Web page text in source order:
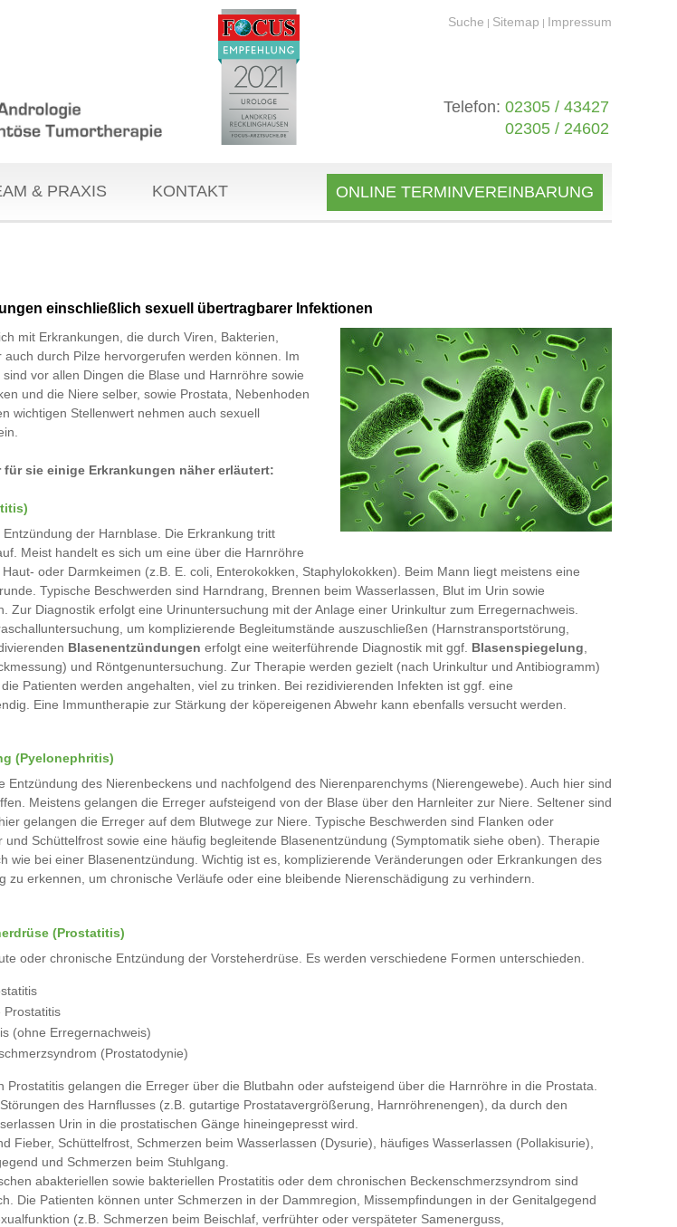
Suche | Sitemap | Impressum
Telefon: 02305 / 43427
02305 / 24602
& PRAXIS KONTAKT ONLINE TERMINVEREINBARUNG
einschließlich sexuell übertragbarer Infektionen
mit Erkrankungen, die durch Viren, Bakterien,
auch durch Pilze hervorgerufen werden können. Im
vor allen Dingen die Blase und Harnröhre sowie
und die Niere selber, sowie Prostata, Nebenhoden
wichtigen Stellenwert nehmen auch sexuell
sie einige Erkrankungen näher erläutert:
der Harnblase. Die Erkrankung tritt
Meist handelt es sich um eine über die Harnröhre
oder Darmkeimen (z.B. E. coli, Enterokokken, Staphylokokken). Beim Mann liegt meistens eine
Typische Beschwerden sind Harndrang, Brennen beim Wasserlassen, Blut im Urin sowie
Zur Diagnostik erfolgt eine Urinuntersuchung mit der Anlage einer Urinkultur zum Erregernachweis.
um komplizierende Begleitumstände auszuschließen (Harnstransportstörung,
Blasenentzündungen erfolgt eine weiterführende Diagnostik mit ggf. Blasenspiegelung
und Röntgenuntersuchung. Zur Therapie werden gezielt (nach Urinkultur und Antibiogramm)
Patienten werden angehalten, viel zu trinken. Bei rezidivierenden Infekten ist ggf. eine
Eine Immuntherapie zur Stärkung der köpereigenen Abwehr kann ebenfalls versucht werden.
(Pyelonephritis)
Entzündung des Nierenbeckens und nachfolgend des Nierenparenchyms (Nierengewebe). Auch hier sind
Meistens gelangen die Erreger aufsteigend von der Blase über den Harnleiter zur Niere. Seltener sind
gelangen die Erreger auf dem Blutwege zur Niere. Typische Beschwerden sind Flanken oder
und Schüttelfrost sowie eine häufig begleitende Blasenentzündung (Symptomatik siehe oben). Therapie
wie bei einer Blasenentzündung. Wichtig ist es, komplizierende Veränderungen oder Erkrankungen des
zu erkennen, um chronische Verläufe oder eine bleibende Nierenschädigung zu verhindern.
(Prostatitis)
oder chronische Entzündung der Vorsteherdrüse. Es werden verschiedene Formen unterschieden.
Prostatitis
(ohne Erregernachweis)
(Prostatodynie)
Prostatitis gelangen die Erreger über die Blutbahn oder aufsteigend über die Harnröhre in die Prostata.
des Harnflusses (z.B. gutartige Prostatavergrößerung, Harnröhrenengen), da durch den
Urin in die prostatischen Gänge hineingepresst wird.
Fieber, Schüttelfrost, Schmerzen beim Wasserlassen (Dysurie), häufiges Wasserlassen (Pollakisurie),
und Schmerzen beim Stuhlgang.
abakteriellen sowie bakteriellen Prostatitis oder dem chronischen Beckenschmerzsyndrom sind
Die Patienten können unter Schmerzen in der Dammregion, Missempfindungen in der Genitalgegend
(z.B. Schmerzen beim Beischlaf, verfrühter oder verspäteter Samenerguss,